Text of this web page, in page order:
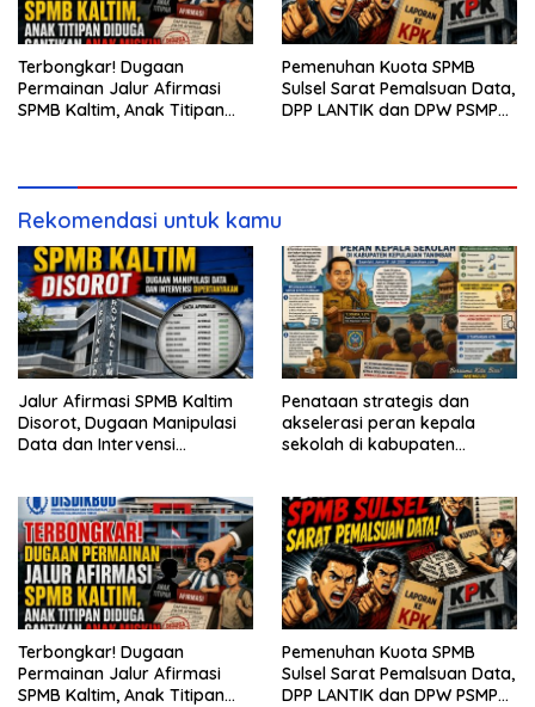
Terbongkar! Dugaan
Permainan Jalur Afirmasi
SPMB Kaltim, Anak Titipan
Pemenuhan Kuota SPMB
Sulsel Sarat Pemalsuan Data,
DPP LANTIK dan DPW PSMP
Rekomendasi untuk kamu
Jalur Afirmasi SPMB Kaltim
Disorot, Dugaan Manipulasi
Data dan Intervensi
Penataan strategis dan
akselerasi peran kepala
sekolah di kabupaten
Terbongkar! Dugaan
Permainan Jalur Afirmasi
SPMB Kaltim, Anak Titipan
Pemenuhan Kuota SPMB
Sulsel Sarat Pemalsuan Data,
DPP LANTIK dan DPW PSMP